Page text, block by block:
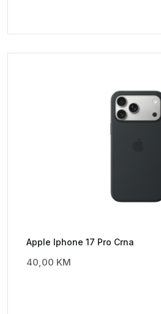
Apple Iphone 17 Pro Crna
40,00 KM